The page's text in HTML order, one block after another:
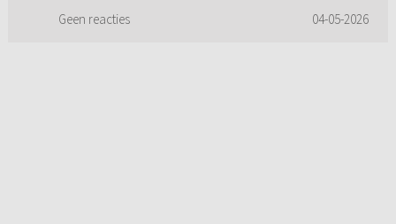
Geen reacties 04-05-2026